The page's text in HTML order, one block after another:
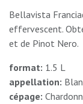
Bellavista
effervescent.
et de Pinot Nero.
format: 1.5 L
appellation:
cépage: